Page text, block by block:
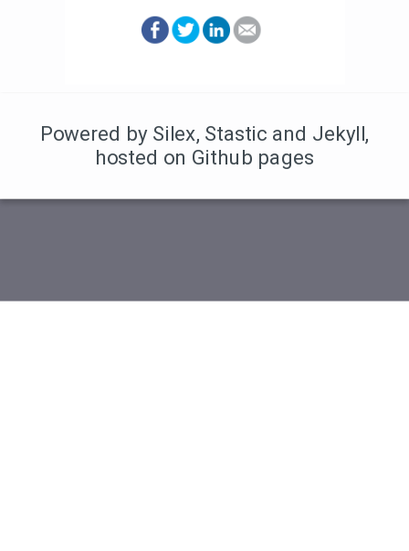
Powered by Silex, Stastic and Jekyll,
hosted on Github pages